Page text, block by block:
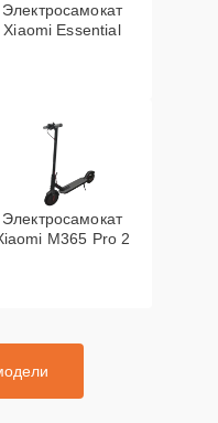
Электросамокат
Xiaomi Essential
Электросамокат
M365 Pro 2